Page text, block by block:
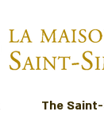
The